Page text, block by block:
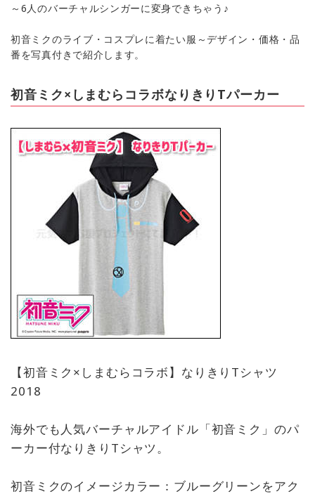
～6人のバーチャルシンガーに変身できちゃう♪
初音ミクのライブ・コスプレに着たい服～デザイン・価格・品
番を写真付きで紹介します。
初音ミク×しまむらコラボなりきりTパーカー
【初音ミク×しまむらコラボ】なりきりTシャツ
2018
海外でも人気バーチャルアイドル「初音ミク」のパ
ーカー付なりきりTシャツ。
初音ミクのイメージカラー：ブルーグリーンをアク